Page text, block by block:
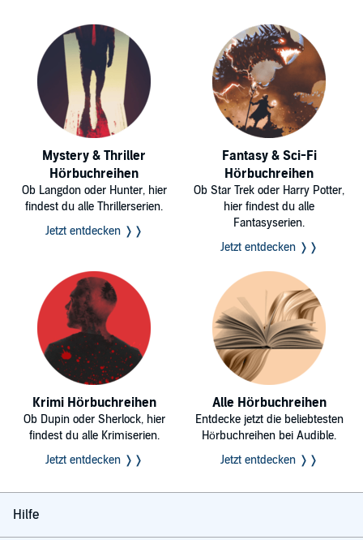
Mystery & Thriller
Hörbuchreihen
Ob Langdon oder Hunter, hier
findest du alle Thrillerserien.
Jetzt entdecken ❭❭
Fantasy & Sci-Fi
Hörbuchreihen
Ob Star Trek oder Harry Potter,
hier findest du alle
Fantasyserien.
Jetzt entdecken ❭❭
Krimi Hörbuchreihen
Ob Dupin oder Sherlock, hier
findest du alle Krimiserien.
Jetzt entdecken ❭❭
Alle Hörbuchreihen
Entdecke jetzt die beliebtesten
Hörbuchreihen bei Audible.
Jetzt entdecken ❭❭
Hilfe